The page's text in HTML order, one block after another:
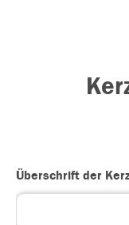
Überschrift der